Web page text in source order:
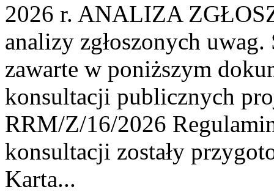
2026 r. ANALIZA
analizy zgłoszonych
zawarte w poniższym
konsultacji publicznych
RRM/Z/16/2026
konsultacji zostały
Karta...